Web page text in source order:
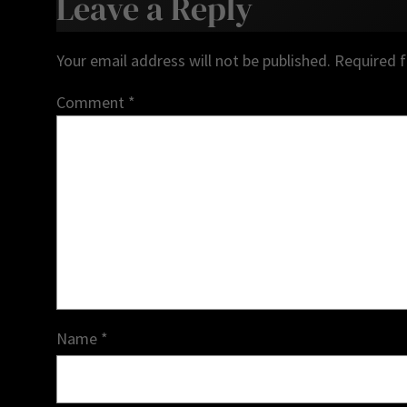
Your email address will not be published. Required
Comment *
Name *